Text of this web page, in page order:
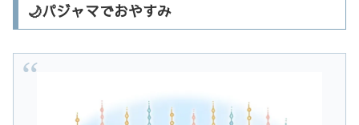
🌙パジャマでおやすみ